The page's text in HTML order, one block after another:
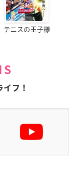
テニスの王子様
フ！